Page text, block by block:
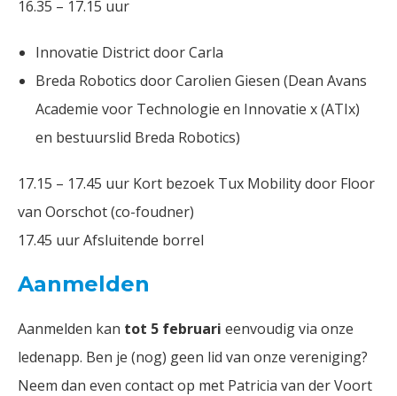
16.35 – 17.15 uur
Innovatie District door Carla
Breda Robotics door Carolien Giesen (Dean Avans
Academie voor Technologie en Innovatie x (ATIx)
en bestuurslid Breda Robotics)
17.15 – 17.45 uur Kort bezoek Tux Mobility door Floor
van Oorschot (co-foudner)
17.45 uur Afsluitende borrel
Aanmelden
Aanmelden kan tot 5 februari eenvoudig via onze
ledenapp. Ben je (nog) geen lid van onze vereniging?
Neem dan even contact op met Patricia van der Voort